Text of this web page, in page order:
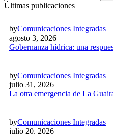
Últimas publicaciones
byComunicaciones Integradas
agosto 3, 2026
Gobernanza hídrica: una
byComunicaciones Integradas
julio 31, 2026
La otra emergencia de La
byComunicaciones Integradas
julio 20, 2026